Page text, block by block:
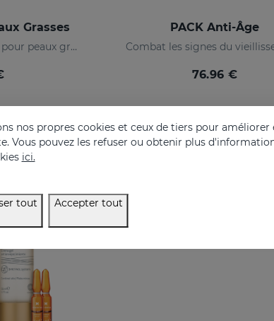
Grasses
Routine visage anti-âge pour peaux grasses et mixtes
PACK Anti-Âge
Combat les signes du
76.96 €
nos propres cookies et ceux de tiers pour améliorer
Vous pouvez les refuser ou obtenir plus
ici.
tout Accepter tout